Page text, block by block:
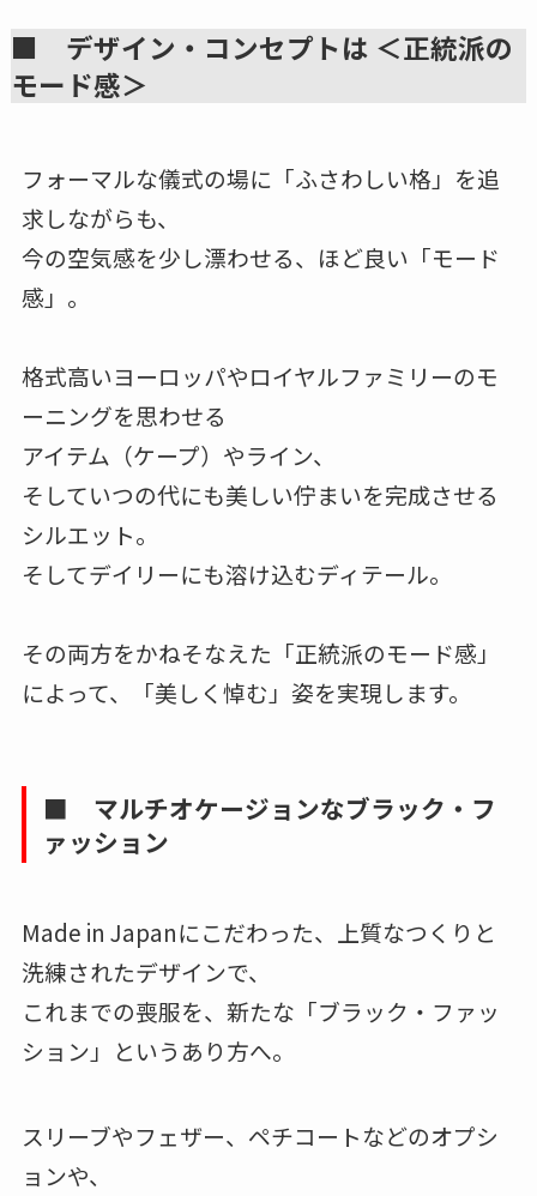
■ デザイン・コンセプトは ＜正統派の
モード感＞
フォーマルな儀式の場に「ふさわしい格」を追
求しながらも、
今の空気感を少し漂わせる、ほど良い「モード
感」。
格式高いヨーロッパやロイヤルファミリーのモ
ーニングを思わせる
アイテム（ケープ）やライン、
そしていつの代にも美しい佇まいを完成させる
シルエット。
そしてデイリーにも溶け込むディテール。
その両方をかねそなえた「正統派のモード感」
によって、「美しく悼む」姿を実現します。
■ マルチオケージョンなブラック・フ
ァッション
Made in Japanにこだわった、上質なつくりと
洗練されたデザインで、
これまでの喪服を、新たな「ブラック・ファッ
ション」というあり方へ。
スリーブやフェザー、ペチコートなどのオプシ
ョンや、